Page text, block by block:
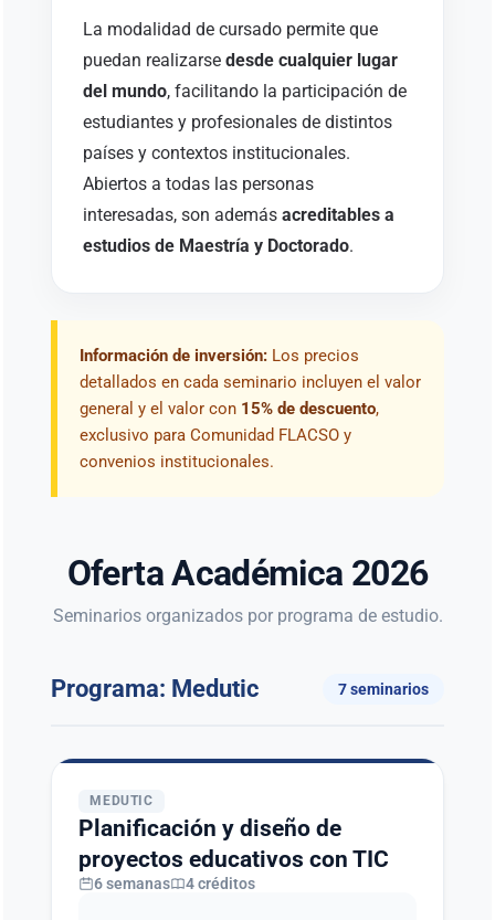
La modalidad de cursado permite que
puedan realizarsedesde cualquier lugar
del mundo, facilitando la participación de
estudiantes y profesionales de distintos
países y contextos institucionales.
Abiertos a todas las personas
interesadas, son ademásacreditables a
estudios de Maestría y Doctorado.
Información de inversión: Los precios
detallados en cada seminario incluyen el valor
general y el valor con 15% de descuento,
exclusivo para Comunidad FLACSO y
convenios institucionales.
Oferta Académica 2026
Seminarios organizados por programa de estudio.
Programa: Medutic 7 seminarios
MEDUTIC
Planificación y diseño de
proyectos educativos con TIC
6 semanas 4 créditos